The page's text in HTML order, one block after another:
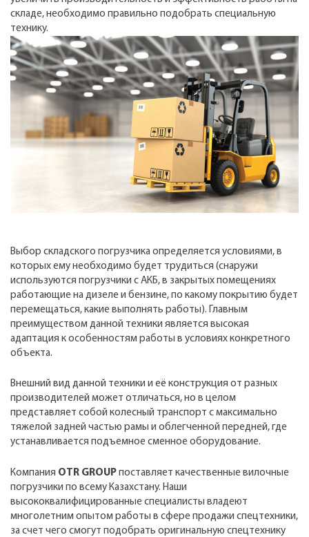
складе, необходимо правильно подобрать специальную
технику.
Выбор складского погрузчика определяется условиями, в
которых ему необходимо будет трудиться (снаружи
используются погрузчики с АКБ, в закрытых помещениях
работающие на дизеле и бензине, по какому покрытию будет
перемещаться, какие выполнять работы). Главным
преимуществом данной техники является высокая
адаптация к особенностям работы в условиях конкретного
объекта.
Внешний вид данной техники и её конструкция от разных
производителей может отличаться, но в целом
представляет собой колесный транспорт с максимально
тяжелой задней частью рамы и облегченной передней, где
устанавливается подъемное сменное оборудование.
Компания OTR GROUPпоставляет качественные вилочные
погрузчики по всему Казахстану. Наши
высококвалифицированные специалисты владеют
многолетним опытом работы в сфере продажи спецтехники,
за счет чего смогут подобрать оригинальную спецтехнику